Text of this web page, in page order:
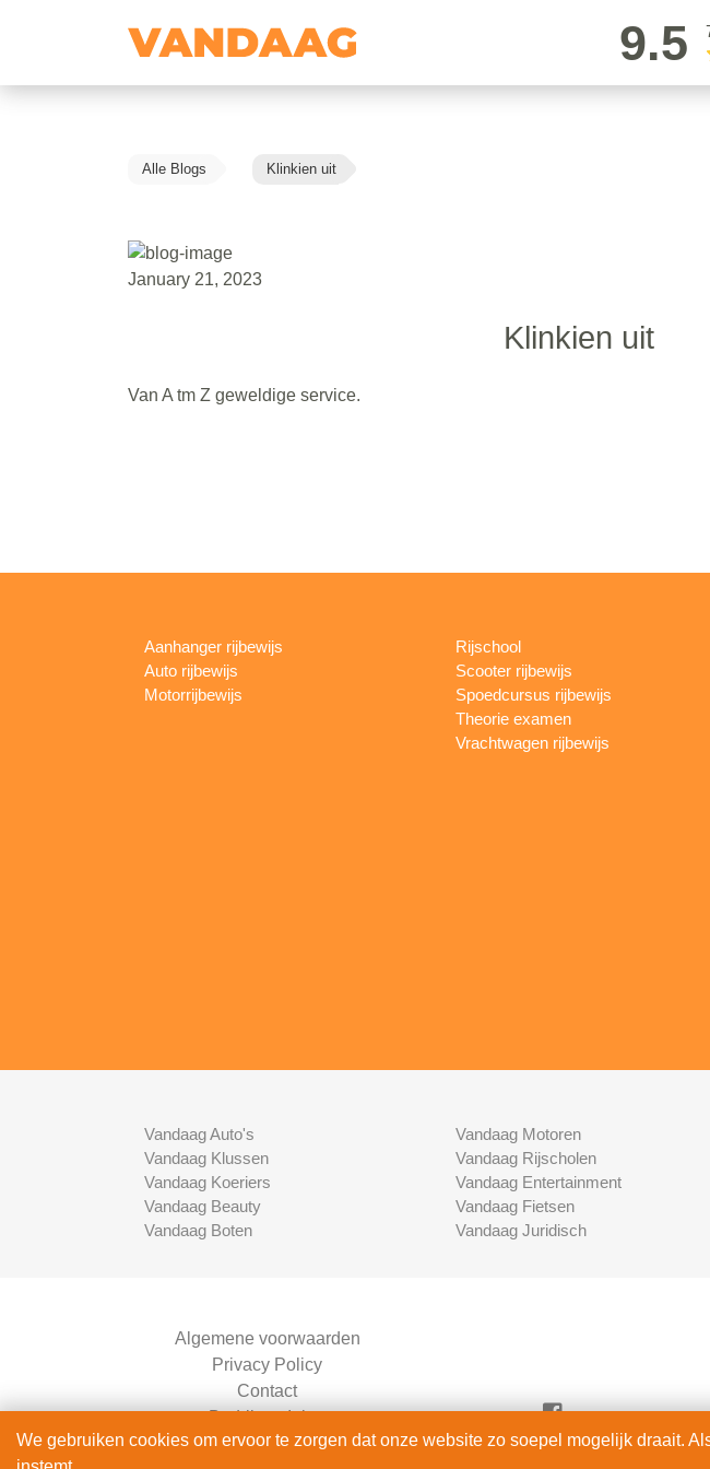
9.5
Alle Blogs Klinkien uit
January 21, 2023
Klinkien uit
Van A tm Z geweldige service.
Aanhanger rijbewijs
Auto rijbewijs
Motorrijbewijs
Rijschool
Scooter rijbewijs
Spoedcursus rijbewijs
Theorie examen
Vrachtwagen rijbewijs
Vandaag Auto's
Vandaag Klussen
Vandaag Koeriers
Vandaag Beauty
Vandaag Boten
Vandaag Motoren
Vandaag Rijscholen
Vandaag Entertainment
Vandaag Fietsen
Vandaag Juridisch
Algemene voorwaarden
Privacy Policy
Contact
Bedrijven Inlog
We gebruiken cookies om ervoor te zorgen dat onze website zo soepel mogelijk draait.